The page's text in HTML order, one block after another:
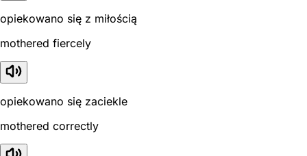
opiekowano się z miłością
mothered fiercely
opiekowano się zaciekle
mothered correctly